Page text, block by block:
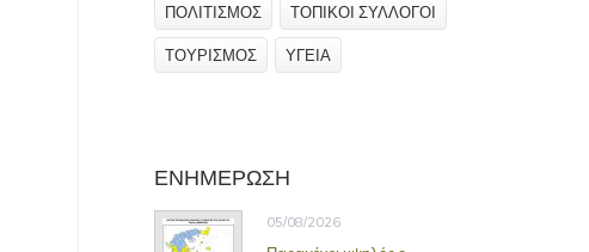
ΠΟΛΙΤΙΣΜΟΣ ΤΟΠΙΚΟΙ ΣΥΛΛΟΓΟΙ
ΤΟΥΡΙΣΜΟΣ ΥΓΕΙΑ
ΕΝΗΜΕΡΩΣΗ
05/08/2026